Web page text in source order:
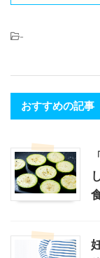
-
おすすめの記事